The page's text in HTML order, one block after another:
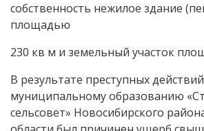
собственность нежилое здание
площадью
230 кв м и земельный участок
В результате преступных
муниципальному образованию
сельсовет» Новосибирского